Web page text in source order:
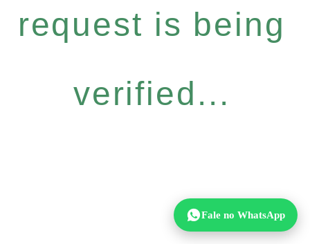
request is being
verified...
Fale no WhatsApp